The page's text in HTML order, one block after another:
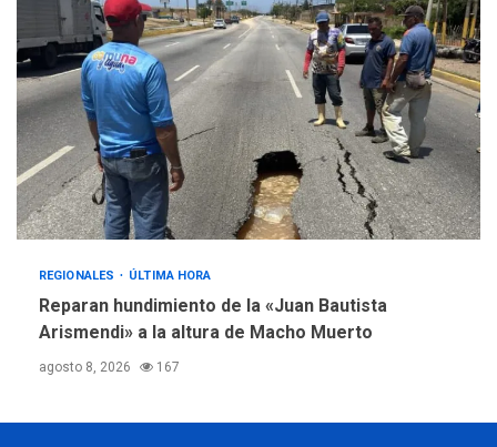
REGIONALES ÚLTIMA HORA
Reparan hundimiento de la «Juan Bautista
Arismendi» a la altura de Macho Muerto
agosto 8, 2026 167